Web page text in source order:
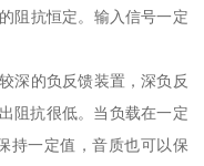
阻抗恒定。输入信号一定
深的负反馈装置，深负反
阻抗很低。当负载在一定
持一定值，音质也可以保